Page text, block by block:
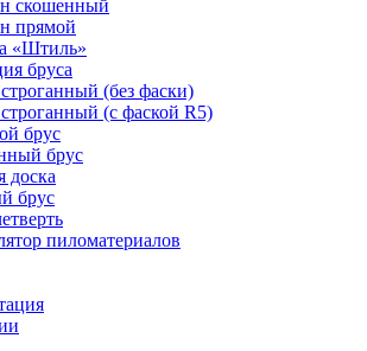
скошенный
прямой
«Штиль»
бруса
(без фаски)
(с фаской R5)
брус
брус
доска
брус
пиломатериалов